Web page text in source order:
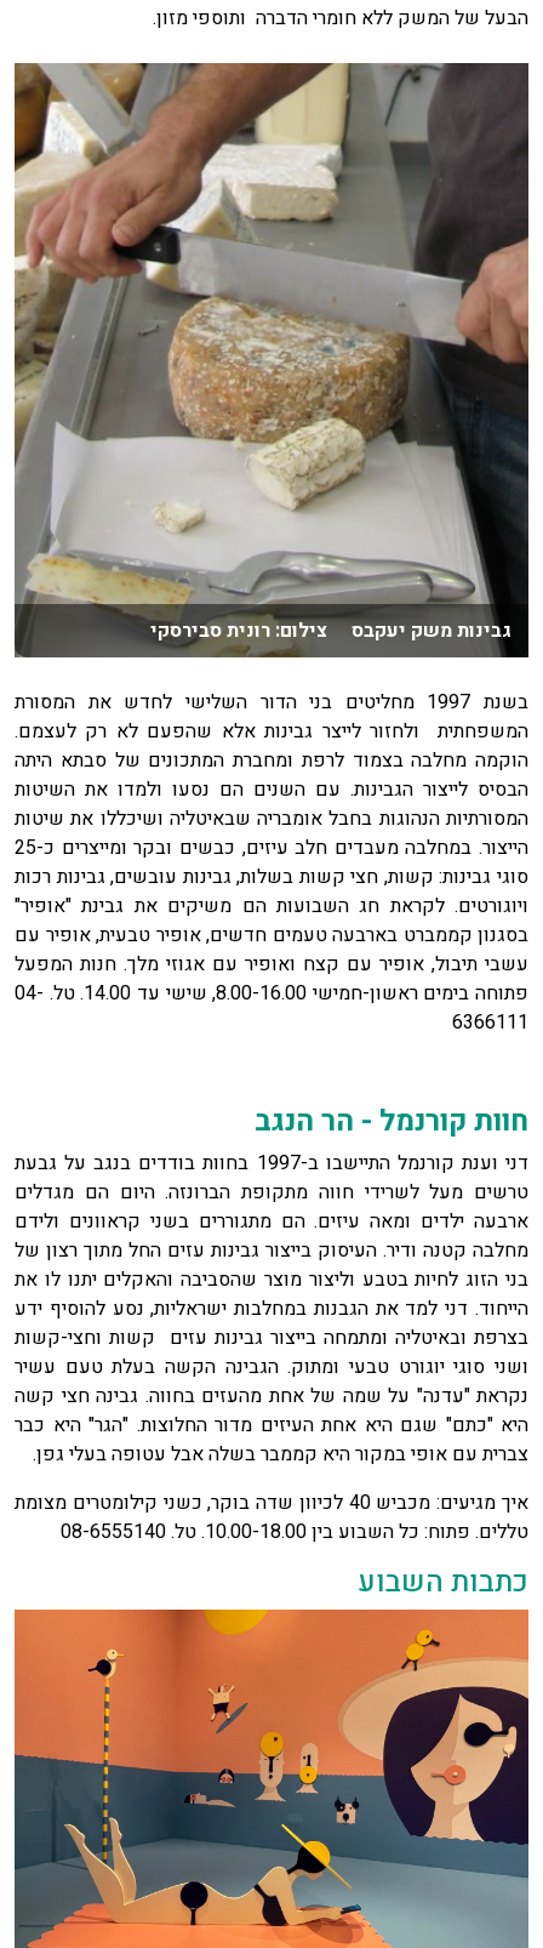
הבעל של המשק ללא חומרי הדברה ותוספי מזון.
גבינות משק יעקבס צילום: רונית סבירסקי
בשנת 1997 מחליטים בני הדור השלישי לחדש את המסורת
המשפחתית ולחזור לייצר גבינות אלא שהפעם לא רק לעצמם.
הוקמה מחלבה בצמוד לרפת ומחברת המתכונים של סבתא היתה
הבסיס לייצור הגבינות. עם השנים הם נסעו ולמדו את השיטות
המסורתיות הנהוגות בחבל אומבריה שבאיטליה ושיכללו את שיטות
הייצור. במחלבה מעבדים חלב עיזים, כבשים ובקר ומייצרים כ-25
סוגי גבינות: קשות, חצי קשות בשלות, גבינות עובשים, גבינות רכות
ויוגורטים. לקראת חג השבועות הם משיקים את גבינת "אופיר"
בסגנון קממברט בארבעה טעמים חדשים, אופיר טבעית, אופיר עם
עשבי תיבול, אופיר עם קצח ואופיר עם אגוזי מלך. חנות המפעל
פתוחה בימים ראשון-חמישי 8.00-16.00, שישי עד 14.00. טל. 04-
6366111
חוות קורנמל - הר הנגב
דני וענת קורנמל התיישבו ב-1997 בחוות בודדים בנגב על גבעת
טרשים מעל לשרידי חווה מתקופת הברונזה. היום הם מגדלים
ארבעה ילדים ומאה עיזים. הם מתגוררים בשני קראוונים ולידם
מחלבה קטנה ודיר. העיסוק בייצור גבינות עזים החל מתוך רצון של
בני הזוג לחיות בטבע וליצור מוצר שהסביבה והאקלים יתנו לו את
הייחוד. דני למד את הגבנות במחלבות ישראליות, נסע להוסיף ידע
בצרפת ובאיטליה ומתמחה בייצור גבינות עזים קשות וחצי-קשות
ושני סוגי יוגורט טבעי ומתוק. הגבינה הקשה בעלת טעם עשיר
נקראת "עדנה" על שמה של אחת מהעזים בחווה. גבינה חצי קשה
היא "כתם" שגם היא אחת העיזים מדור החלוצות. "הגר" היא כבר
צברית עם אופי במקור היא קממבר בשלה אבל עטופה בעלי גפן.
איך מגיעים: מכביש 40 לכיוון שדה בוקר, כשני קילומטרים מצומת
טללים. פתוח: כל השבוע בין 10.00-18.00. טל. 08-6555140
כתבות השבוע